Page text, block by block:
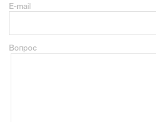
E-mail
Вопрос